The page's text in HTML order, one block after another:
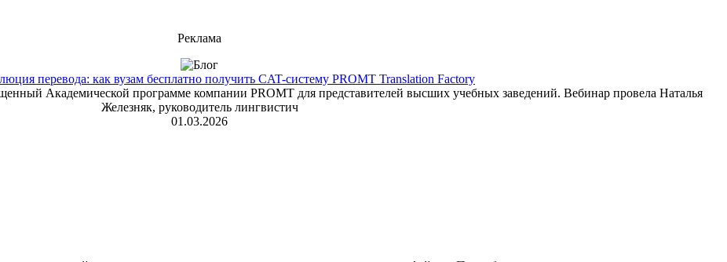
Реклама
перевода: как вузам бесплатно получить CAT-систему PROMT Translation Factory
Академической программе компании PROMT для представителей высших учебных заведений. Вебинар провела Наталья
Железняк, руководитель лингвистич
01.03.2026